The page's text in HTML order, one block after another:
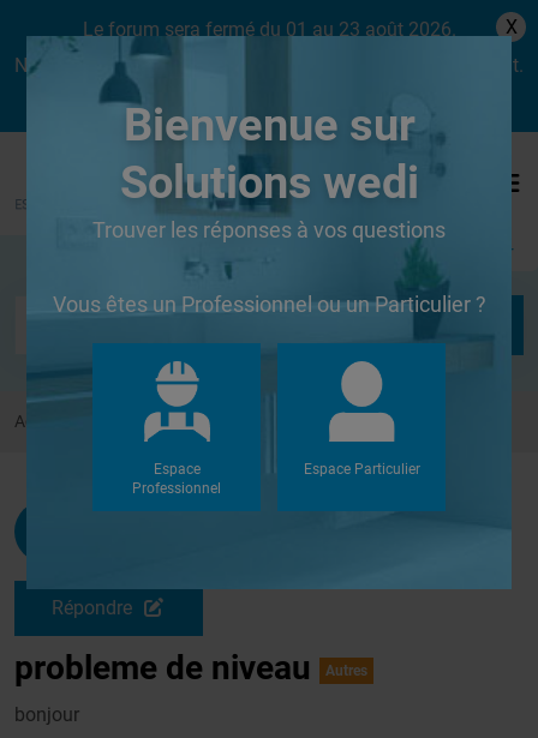
Le forum sera fermé du 01 au 23 août 2026.
Nous aurons le plaisir de vous retrouver dès le lundi 24 août.
X
Se connecter
Accueil Forums Autres probleme de niveau
Temin
Répondre
probleme de niveau Autres
bonjour
Bienvenue sur
Solutions wedi
Trouver les réponses à vos questions
Vous êtes un Professionnel ou un Particulier ?
Espace
Professionnel
Espace Particulier